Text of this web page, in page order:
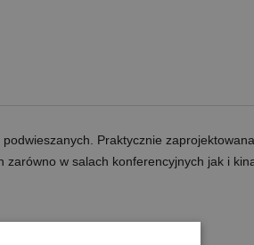
Praktycznie
w salach konferencyjnych jak i